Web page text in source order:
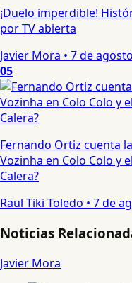
¡Duelo imperdible!
por TV abierta
Javier Mora • 7 de
05
Fernando Ortiz cuenta
Vozinha en Colo Colo y
Calera?
Raul Tiki Toledo • 7 de
Noticias
Javier Mora